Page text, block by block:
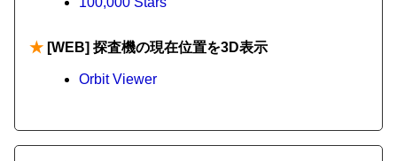
★ [WEB] 探査機の現在位置を3D表示
Orbit Viewer